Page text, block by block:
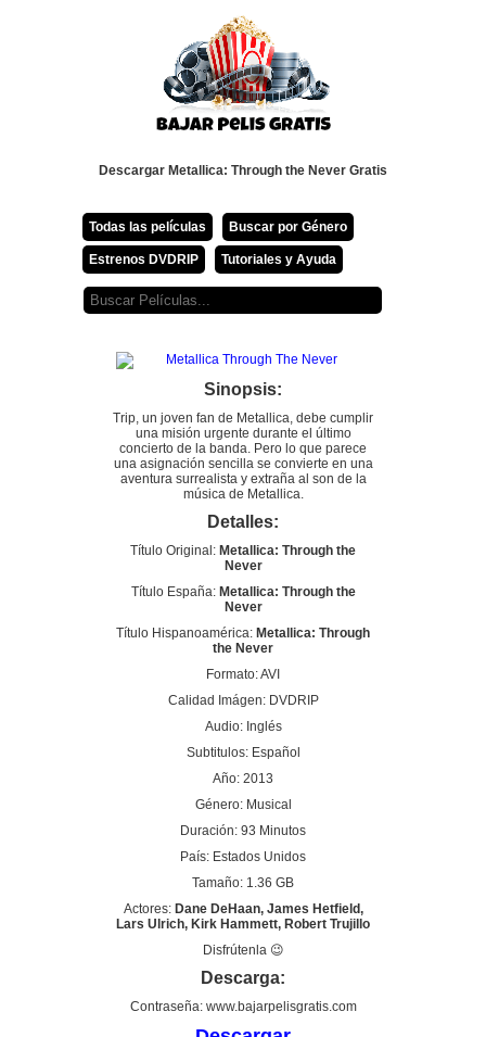
Descargar Metallica: Through the Never Gratis
Todas las películas Buscar por Género
Estrenos DVDRIP Tutoriales y Ayuda
Sinopsis:
Trip, un joven fan de Metallica, debe cumplir
una misión urgente durante el último
concierto de la banda. Pero lo que parece
una asignación sencilla se convierte en una
aventura surrealista y extraña al son de la
música de Metallica.
Detalles:
Título Original: Metallica: Through the
Never
Título España: Metallica: Through the
Never
Título Hispanoamérica: Metallica: Through
the Never
Formato: AVI
Calidad Imágen: DVDRIP
Audio: Inglés
Subtitulos: Español
Año: 2013
Género: Musical
Duración: 93 Minutos
País: Estados Unidos
Tamaño: 1.36 GB
Actores: Dane DeHaan, James Hetfield,
Lars Ulrich, Kirk Hammett, Robert Trujillo
Disfrútenla 😉
Descarga:
Contraseña: www.bajarpelisgratis.com